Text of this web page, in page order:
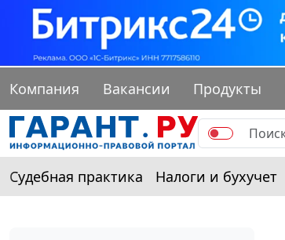
Компания Вакансии Продукты
Судебная практика Налоги и бухучет